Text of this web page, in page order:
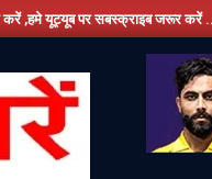
जरूर करें ........खबर और